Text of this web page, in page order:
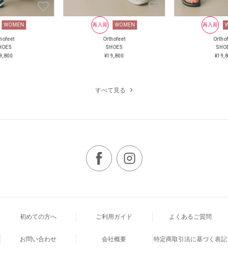
WOMEN 再入荷 WOMEN
Orthofeet
SHOES
¥19,800
再入荷
すべて見る
初めての方へ ご利用ガイド よくあるご質問
お問い合わせ 会社概要 特定商取引法に基づく表記